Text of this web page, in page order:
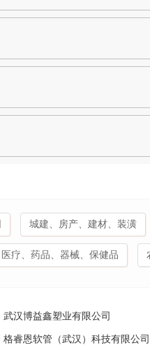
城建、房产、建材、装潢
医疗、药品、器械、保健品
武汉博益鑫塑业有限公司
格睿恩软管（武汉）科技有限公司